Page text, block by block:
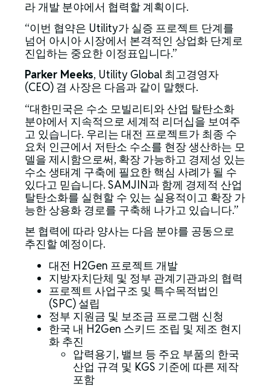
라 개발 분야에서 협력할 계획이다.
“이번 협약은 Utility가 실증 프로젝트 단계를
넘어 아시아 시장에서 본격적인 상업화 단계로
진입하는 중요한 이정표입니다.”
Parker Meeks, Utility Global 최고경영자
(CEO) 겸 사장은 다음과 같이 말했다.
“대한민국은 수소 모빌리티와 산업 탈탄소화
분야에서 지속적으로 세계적 리더십을 보여주
고 있습니다. 우리는 대전 프로젝트가 최종 수
요처 인근에서 저탄소 수소를 현장 생산하는 모
델을 제시함으로써, 확장 가능하고 경제성 있는
수소 생태계 구축에 필요한 핵심 사례가 될 수
있다고 믿습니다. SAMJIN과 함께 경제적 산업
탈탄소화를 실현할 수 있는 실용적이고 확장 가
능한 상용화 경로를 구축해 나가고 있습니다.”
본 협력에 따라 양사는 다음 분야를 공동으로
추진할 예정이다.
대전 H2Gen 프로젝트 개발
지방자치단체 및 정부 관계기관과의 협력
프로젝트 사업구조 및 특수목적법인
(SPC) 설립
정부 지원금 및 보조금 프로그램 신청
한국 내 H2Gen 스키드 조립 및 제조 현지
화 추진
압력용기, 밸브 등 주요 부품의 한국
산업 규격 및 KGS 기준에 따른 제작
포함